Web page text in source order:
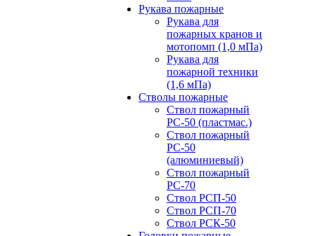
Рукава пожарные
Рукава для
пожарных кранов и
мотопомп (1,0 мПа)
Рукава для
пожарной техники
(1,6 мПа)
Стволы пожарные
Ствол пожарный
РС-50 (пластмас.)
Ствол пожарный
РС-50
(алюминиевый)
Ствол пожарный
РС-70
Ствол РСП-50
Ствол РСП-70
Ствол РСК-50